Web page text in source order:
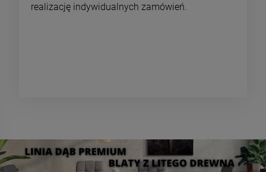
realizację indywidualnych zamówień.